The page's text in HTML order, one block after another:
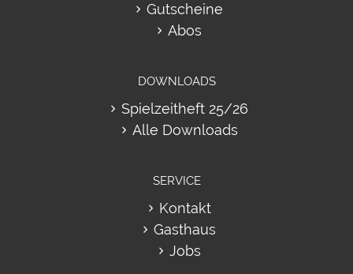
Gutscheine
Abos
DOWNLOADS
Spielzeitheft 25/26
Alle Downloads
SERVICE
Kontakt
Gasthaus
Jobs